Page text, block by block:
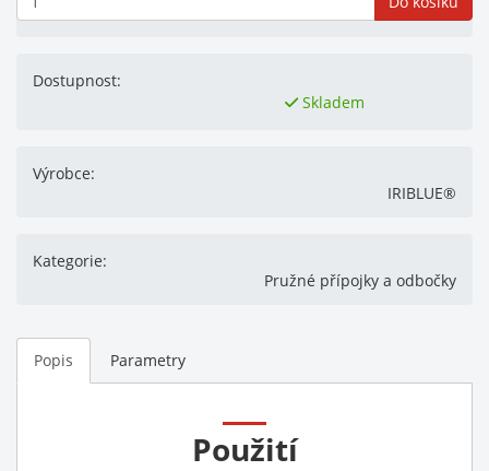
Dostupnost:
Skladem
Výrobce:
IRIBLUE®
Kategorie:
Pružné přípojky a odbočky
Popis Parametry
Použití